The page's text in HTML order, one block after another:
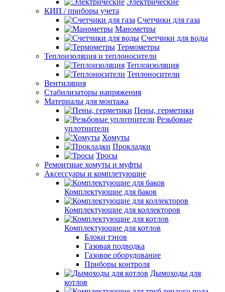
Электрические
КИП / приборы учета
Счетчики для газа
Манометры
Счетчики для воды
Термометры
Теплоизоляция и теплоносители
Теплоизоляция
Теплоносители
Вентиляция
Стабилизаторы напряжения
Материалы для монтажа
Пены, герметики
Резьбовые
уплотнители
Хомуты
Прокладки
Тросы
Ремонтные хомуты и муфты
Аксессуары и комплетующие
Комплектующие для баков
Комплектующие для коллекторов
Комплектующие для котлов
Блоки тэнов
Газовая подводка
Газовое оборудование
Приборы контроля
Дымоходы для
котлов